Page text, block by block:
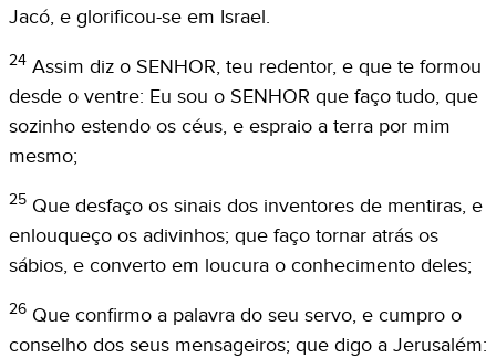
Jacó, e glorificou-se em Israel.
24 Assim diz o SENHOR, teu redentor, e que te formou
desde o ventre: Eu sou o SENHOR que faço tudo, que
sozinho estendo os céus, e espraio a terra por mim
mesmo;
25 Que desfaço os sinais dos inventores de mentiras, e
enlouqueço os adivinhos; que faço tornar atrás os
sábios, e converto em loucura o conhecimento deles;
26 Que confirmo a palavra do seu servo, e cumpro o
conselho dos seus mensageiros; que digo a Jerusalém: